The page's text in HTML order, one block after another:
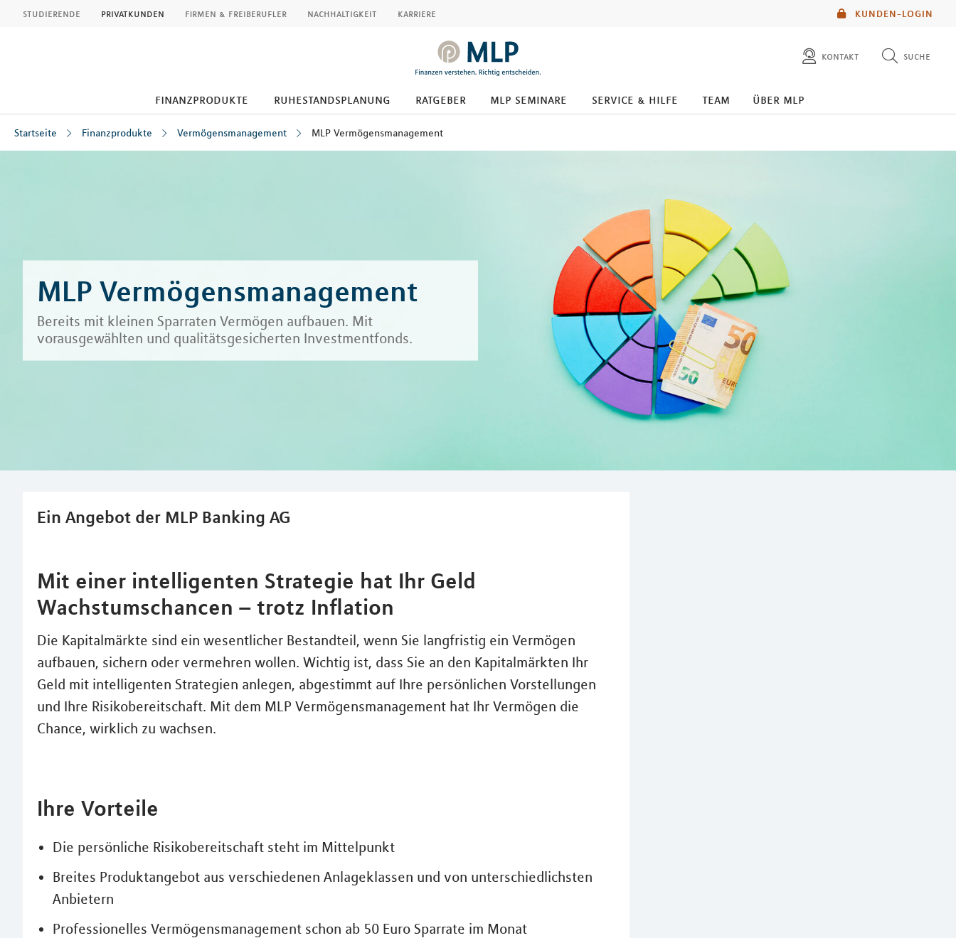
KUNDEN-LOGIN
studierende privatkunden firmen & freiberufler nachhaltigkeit karriere
kontakt suche
diese website durchsuchen
finanzprodukte ruhestandsplanung ratgeber mlp seminare service & hilfe team über mlp
Startseite Finanzprodukte Vermögensmanagement MLP Vermögensmanagement
MLP Vermögensmanagement
Bereits mit kleinen Sparraten Vermögen aufbauen. Mit
vorausgewählten und qualitätsgesicherten Investmentfonds.
Ein Angebot der MLP Banking AG
Mit einer intelligenten Strategie hat Ihr Geld
Wachstumschancen – trotz Inflation
Die Kapitalmärkte sind ein wesentlicher Bestandteil, wenn Sie langfristig ein Vermögen
aufbauen, sichern oder vermehren wollen. Wichtig ist, dass Sie an den Kapitalmärkten Ihr
Geld mit intelligenten Strategien anlegen, abgestimmt auf Ihre persönlichen Vorstellungen
und Ihre Risikobereitschaft. Mit dem MLP Vermögensmanagement hat Ihr Vermögen die
Chance, wirklich zu wachsen.
Ihre Vorteile
Die persönliche Risikobereitschaft steht im Mittelpunkt
Breites Produktangebot aus verschiedenen Anlageklassen und von unterschiedlichsten
Anbietern
Professionelles Vermögensmanagement schon ab 50 Euro Sparrate im Monat